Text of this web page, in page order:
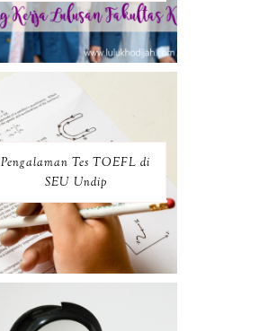
Pengalaman Tes TOEFL di
SEU Undip